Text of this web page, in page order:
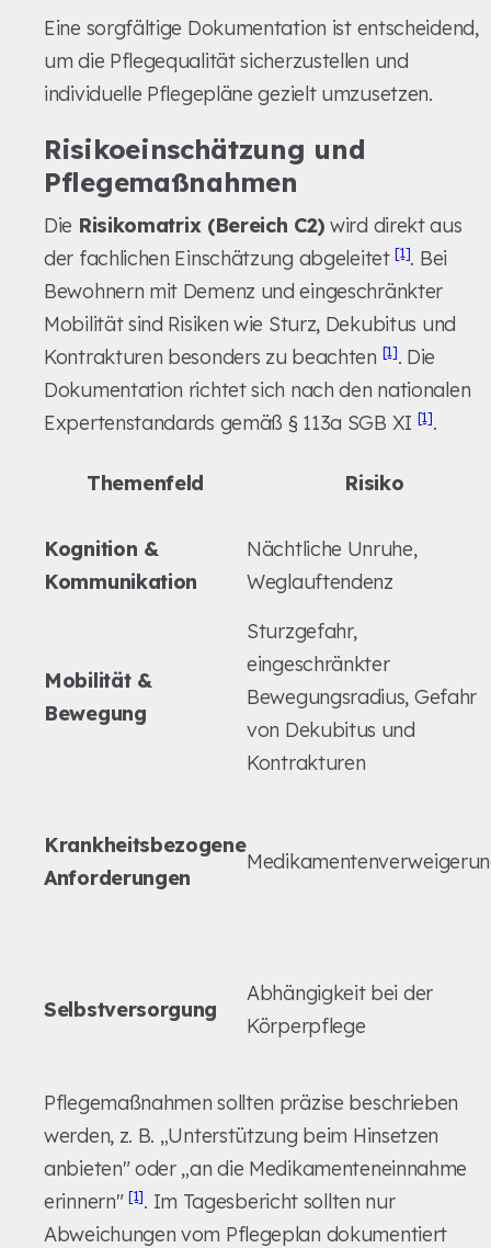
Eine sorgfältige Dokumentation ist entscheidend,
um die Pflegequalität sicherzustellen und
individuelle Pflegepläne gezielt umzusetzen.
Risikoeinschätzung und
Pflegemaßnahmen
Die Risikomatrix (Bereich C2) wird direkt aus
der fachlichen Einschätzung abgeleitet[1]. Bei
Bewohnern mit Demenz und eingeschränkter
Mobilität sind Risiken wie Sturz, Dekubitus und
Kontrakturen besonders zu beachten [1]. Die
Dokumentation richtet sich nach den nationalen
Expertenstandards gemäß § 113a SGB XI [1].
Themenfeld Risiko
Kognition &
Kommunikation
Nächtliche Unruhe,
Weglauftendenz
Mobilität &
Bewegung
Sturzgefahr,
eingeschränkter
Bewegungsradius, Gefahr
von Dekubitus und
Kontrakturen
Krankheitsbezogene
Anforderungen
Selbstversorgung
Abhängigkeit bei der
Körperpflege
Pflegemaßnahmen sollten präzise beschrieben
werden, z. B. „Unterstützung beim Hinsetzen
anbieten" oder „an die Medikamenteneinnahme
erinnern" [1]. Im Tagesbericht sollten nur
Abweichungen vom Pflegeplan dokumentiert